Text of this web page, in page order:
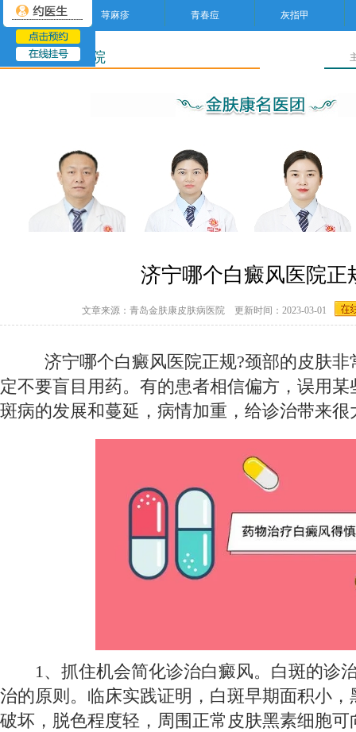
荨麻疹
青春痘 灰指甲
济宁皮肤病医院
济宁哪个白癜风医院正
文章来源：青岛金肤康皮肤病医院 更新时间：2023-03-01
济宁哪个白癜风医院正规?颈部的皮肤非
定不要盲目用药。有的患者相信偏方，误用
斑病的发展和蔓延，病情加重，给诊治带来很
1、抓住机会简化诊治白癜风。白斑的诊
治的原则。临床实践证明，白斑早期面积小
破坏，脱色程度轻，周围正常皮肤黑素细胞